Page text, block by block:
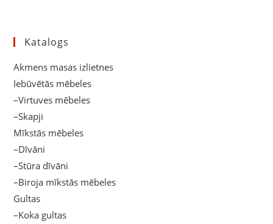
Katalogs
Akmens masas izlietnes
Iebūvētās mēbeles
–Virtuves mēbeles
–Skapji
Mīkstās mēbeles
–Dīvāni
–Stūra dīvāni
–Biroja mīkstās mēbeles
Gultas
–Koka gultas